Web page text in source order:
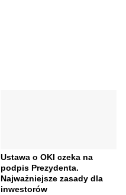
Ustawa o OKI czeka na
podpis Prezydenta.
Najważniejsze zasady dla
inwestorów